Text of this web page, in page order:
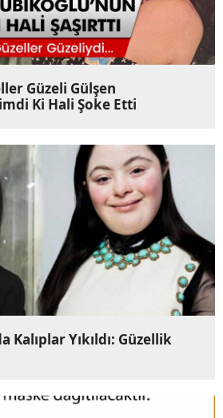
Güzeli Gülşen
Ki Hali Şoke Etti
Kalıplar Yıkıldı: Güzellik